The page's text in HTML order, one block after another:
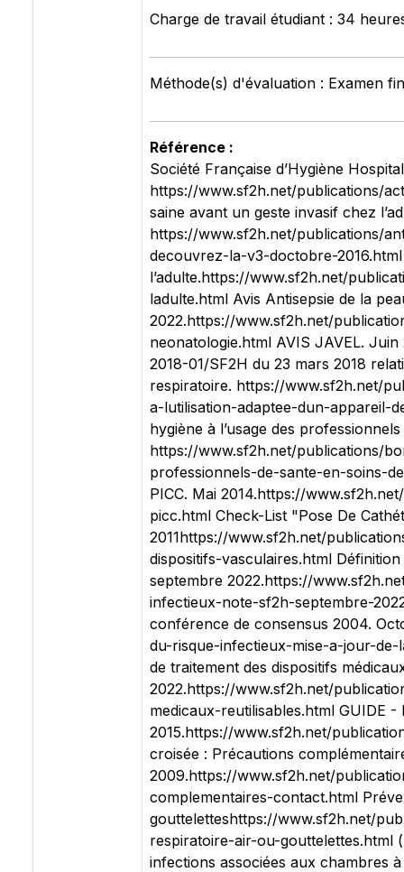
Charge de travail étudiant : 34
Méthode(s) d'évaluation : Examen
Référence :
Société Française d’Hygiène
https://www.sf2h.net/publications/
saine avant un geste invasif chez
https://www.sf2h.net/publications/
decouvrez-la-v3-doctobre-
l’adulte.https://www.sf2h.net/
ladulte.html Avis Antisepsie de la
2022.https://www.sf2h.net/
neonatologie.html AVIS JAVEL.
2018-01/SF2H du 23 mars 2018
respiratoire. https://www.sf2h.net/
a-lutilisation-adaptee-dun-appareil-
hygiène à l’usage des
https://www.sf2h.net/publications/
professionnels-de-sante-en-soins-
PICC. Mai 2014.https://
picc.html Check-List "Pose De
2011https://www.sf2h.net/
dispositifs-vasculaires.html
septembre 2022.https://
infectieux-note-sf2h-septembre-
conférence de consensus 2004.
du-risque-infectieux-mise-a-jour-
de traitement des dispositifs
2022.https://www.sf2h.net/
medicaux-reutilisables.html GUIDE
2015.https://www.sf2h.net/
croisée : Précautions
2009.https://www.sf2h.net/
complementaires-contact.html
goutteletteshttps://www.sf2h.net/
respiratoire-air-ou-gouttelettes.html
infections associées aux chambres